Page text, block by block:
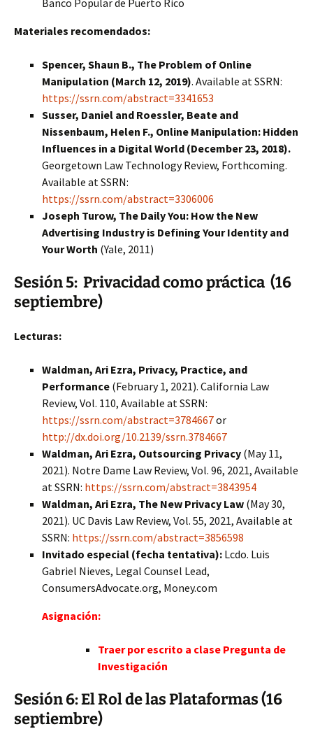
Banco Popular de Puerto Rico
Materiales recomendados:
Spencer, Shaun B., The Problem of Online
Manipulation (March 12, 2019). Available at SSRN:
https://ssrn.com/abstract=3341653
Susser, Daniel and Roessler, Beate and
Nissenbaum, Helen F., Online Manipulation: Hidden
Influences in a Digital World (December 23, 2018).
Georgetown Law Technology Review, Forthcoming.
Available at SSRN:
https://ssrn.com/abstract=3306006
Joseph Turow, The Daily You: How the New
Advertising Industry is Defining Your Identity and
Your Worth (Yale, 2011)
Sesión 5: Privacidad como práctica (16
septiembre)
Lecturas:
Waldman, Ari Ezra, Privacy, Practice, and
Performance (February 1, 2021). California Law
Review, Vol. 110, Available at SSRN:
https://ssrn.com/abstract=3784667or
http://dx.doi.org/10.2139/ssrn.3784667
Waldman, Ari Ezra, Outsourcing Privacy (May 11,
2021). Notre Dame Law Review, Vol. 96, 2021, Available
at SSRN: https://ssrn.com/abstract=3843954
Waldman, Ari Ezra, The New Privacy Law (May 30,
2021). UC Davis Law Review, Vol. 55, 2021, Available at
SSRN: https://ssrn.com/abstract=3856598
Invitado especial (fecha tentativa): Lcdo. Luis
Gabriel Nieves, Legal Counsel Lead,
ConsumersAdvocate.org, Money.com
Asignación:
Traer por escrito a clase Pregunta de
Investigación
Sesión 6: El Rol de las Plataformas (16
septiembre)